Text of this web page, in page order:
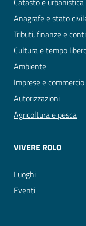
Anagrafe e stato
Tributi, finanze e
Cultura e tempo
Ambiente
Imprese e commercio
Autorizzazioni
Agricoltura e pesca
VIVERE ROLO
Luoghi
Eventi